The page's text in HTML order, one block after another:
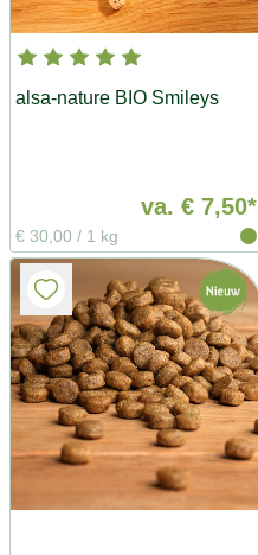
alsa-nature BIO Smileys
va. € 7,50*
€ 30,00 / 1 kg